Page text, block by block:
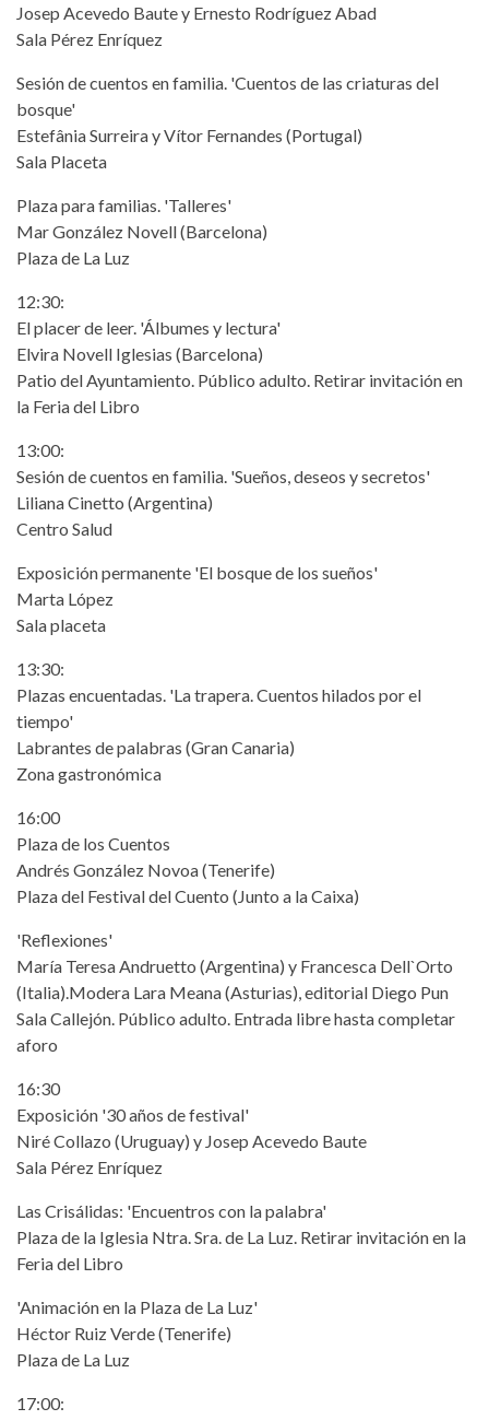
Josep Acevedo Baute y Ernesto Rodríguez Abad
Sala Pérez Enríquez
Sesión de cuentos en familia. 'Cuentos de las criaturas del
bosque'
Estefânia Surreira y Vítor Fernandes (Portugal)
Sala Placeta
Plaza para familias. 'Talleres'
Mar González Novell (Barcelona)
Plaza de La Luz
12:30:
El placer de leer. 'Álbumes y lectura'
Elvira Novell Iglesias (Barcelona)
Patio del Ayuntamiento. Público adulto. Retirar invitación en
la Feria del Libro
13:00:
Sesión de cuentos en familia. 'Sueños, deseos y secretos'
Liliana Cinetto (Argentina)
Centro Salud
Exposición permanente 'El bosque de los sueños'
Marta López
Sala placeta
13:30:
Plazas encuentadas. 'La trapera. Cuentos hilados por el
tiempo'
Labrantes de palabras (Gran Canaria)
Zona gastronómica
16:00
Plaza de los Cuentos
Andrés González Novoa (Tenerife)
Plaza del Festival del Cuento (Junto a la Caixa)
'Reflexiones'
María Teresa Andruetto (Argentina) y Francesca Dell`Orto
(Italia).Modera Lara Meana (Asturias), editorial Diego Pun
Sala Callejón. Público adulto. Entrada libre hasta completar
aforo
16:30
Exposición '30 años de festival'
Niré Collazo (Uruguay) y Josep Acevedo Baute
Sala Pérez Enríquez
Las Crisálidas: 'Encuentros con la palabra'
Plaza de la Iglesia Ntra. Sra. de La Luz. Retirar invitación en la
Feria del Libro
'Animación en la Plaza de La Luz'
Héctor Ruiz Verde (Tenerife)
Plaza de La Luz
17:00: